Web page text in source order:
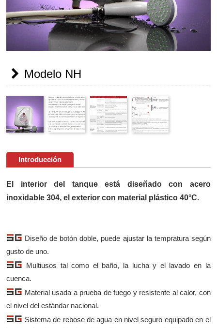
Modelo NH
Introducción
El interior del tanque está diseñado con acero
inoxidable 304, el exterior con material plástico 40°C.
Diseño de botón doble, puede ajustar la tempratura según
gusto de uno.
Multiusos tal como el baño, la lucha y el lavado en la
cuenca.
Material usada a prueba de fuego y resistente al calor, con
el nivel del estándar nacional.
Sistema de rebose de agua en nivel seguro equipado en el